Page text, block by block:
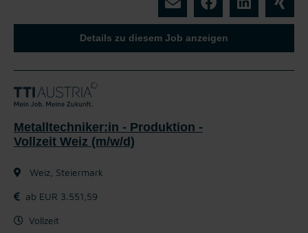
Details zu diesem Job anzeigen
Metalltechniker:in - Produktion -
Vollzeit Weiz (m/w/d)
Weiz, Steiermark
ab EUR 3.551,59
Vollzeit